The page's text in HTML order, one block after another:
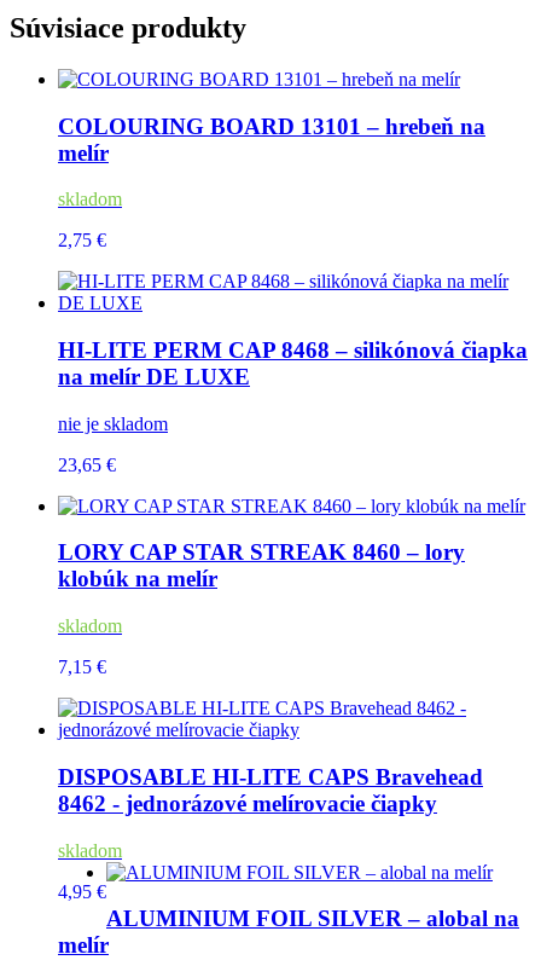
Súvisiace produkty
COLOURING BOARD 13101 – hrebeň na
melír
skladom
2,75 €
HI-LITE PERM CAP 8468 – silikónová čiapka
na melír DE LUXE
nie je skladom
23,65 €
LORY CAP STAR STREAK 8460 – lory
klobúk na melír
skladom
7,15 €
DISPOSABLE HI-LITE CAPS Bravehead
8462 - jednorázové melírovacie čiapky
skladom
4,95 €
ALUMINIUM FOIL SILVER – alobal na
melír